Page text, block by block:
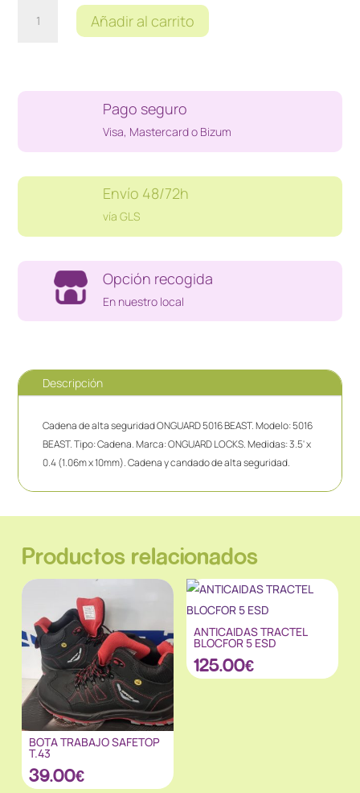
CADENA
5016
Añadir al carrito
Pago seguro
Visa, Mastercard o Bizum
Envío 48/72h
vía GLS
Opción recogida
En nuestro local
Descripción
Cadena de alta seguridad ONGUARD 5016 BEAST. Modelo: 5016
BEAST. Tipo: Cadena. Marca: ONGUARD LOCKS. Medidas: 3.5' x
0.4 (1.06m x 10mm). Cadena y candado de alta seguridad.
Productos relacionados
BOTA TRABAJO SAFETOP
T.43
39.00€
ANTICAIDAS TRACTEL
BLOCFOR 5 ESD
125.00€